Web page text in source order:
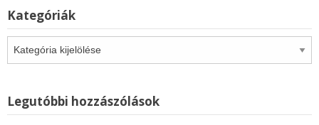
Kategóriák
Legutóbbi hozzászólások